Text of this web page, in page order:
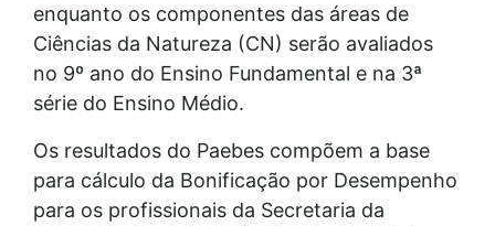
enquanto os componentes das áreas de
Ciências da Natureza (CN) serão avaliados
no 9º ano do Ensino Fundamental e na 3ª
série do Ensino Médio.
Os resultados do Paebes compõem a base
para cálculo da Bonificação por Desempenho
para os profissionais da Secretaria da